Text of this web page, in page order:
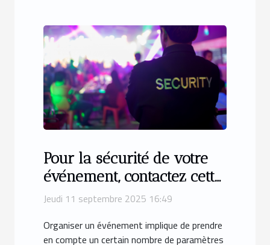
Pour la sécurité de votre
événement, contactez cette
agence spécialisée !
Jeudi 11 septembre 2025 16:49
Organiser un événement implique de prendre
en compte un certain nombre de paramètres